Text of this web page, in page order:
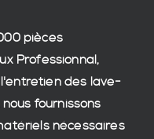
pièces
Professionnal,
des lave-
nous fournissons
nécessaires